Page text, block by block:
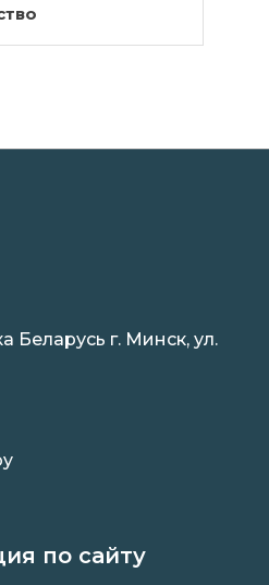
Беларусь г. Минск, ул.
по сайту